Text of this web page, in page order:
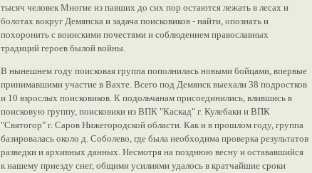
тысяч человек Многие из павших до сих пор остаются лежать в лесах и
болотах вокруг Демянска и задача поисковиков - найти, опознать и
похоронить с воинскими почестями и соблюдением православных
традиций героев былой войны.
В нынешнем году поисковая группа пополнилась новыми бойцами, впервые
принимавшими участие в Вахте. Всего под Демянск выехали 38 подростков
и 10 взрослых поисковиков. К подольчанам присоединились, влившись в
поисковую группу, поисковики из ВПК "Каскад" г. Кулебаки и ВПК
"Святогор" г. Саров Нижегородской области. Как и в прошлом году, группа
базировалась около д. Соболево, где была необходима проверка результатов
разведки и архивных данных. Несмотря на позднюю весну и остававшийся
к нашему приезду снег, общими усилиями удалось в кратчайшие сроки